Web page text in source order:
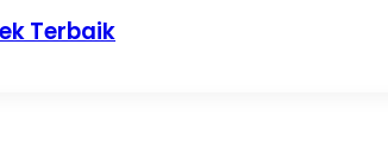
Terbaik